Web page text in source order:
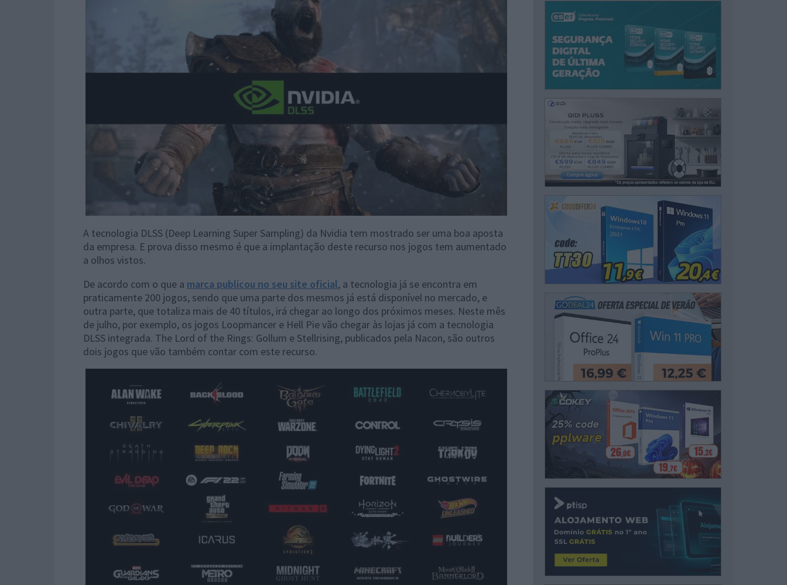
A tecnologia DLSS (Deep Learning Super Sampling) da Nvidia tem mostrado ser uma boa aposta
da empresa. E prova disso mesmo é que a implantação deste recurso nos jogos tem aumentado
a olhos vistos.
De acordo com o que a marca publicou no seu site oficial, a tecnologia já se encontra em
praticamente 200 jogos, sendo que uma parte dos mesmos já está disponível no mercado, e
outra parte, que totaliza mais de 40 títulos, irá chegar ao longo dos próximos meses. Neste mês
de julho, por exemplo, os jogos Loopmancer e Hell Pie vão chegar às lojas já com a tecnologia
DLSS integrada. The Lord of the Rings: Gollum e Stellrising, publicados pela Nacon, são outros
dois jogos que vão também contar com este recurso.